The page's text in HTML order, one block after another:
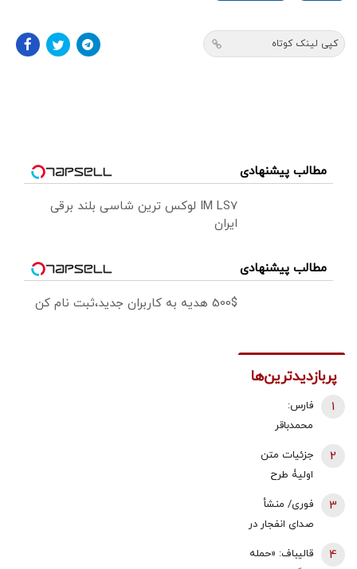
کپی لینک کوتاه
مطالب پیشنهادی
IM LS7 لوکس ترین شاسی بلند برقی
ایران
مطالب پیشنهادی
500$ هدیه به کاربران جدید،ثبت نام کن
پربازدیدترین‌ها
فارس:
محمدباقر
داد/ محسن
شورای عالی
امنیت ملی شد
1
جزئیات متن
اولیۀ طرح
شد
2
فوری/ منشأ
صدای انفجار در
شد/ مقابه با
3
قالیباف: «حمله
4